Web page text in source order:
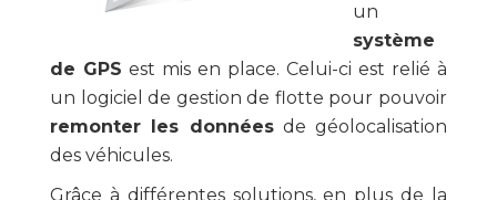
un
système
de GPS est mis en place. Celui-ci est relié à
un logiciel de gestion de flotte pour pouvoir
remonter les donnéesde géolocalisation
des véhicules.
Grâce à différentes solutions, en plus de la